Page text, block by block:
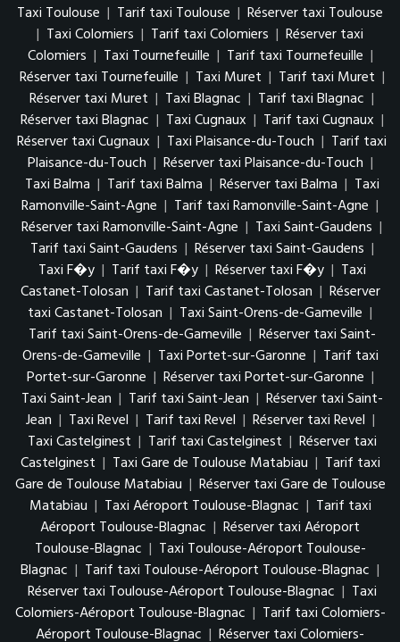
Taxi Toulouse | Tarif taxi Toulouse | Réserver taxi Toulouse
| Taxi Colomiers | Tarif taxi Colomiers | Réserver taxi
Colomiers | Taxi Tournefeuille | Tarif taxi Tournefeuille |
Réserver taxi Tournefeuille | Taxi Muret | Tarif taxi Muret |
Réserver taxi Muret | Taxi Blagnac | Tarif taxi Blagnac |
Réserver taxi Blagnac | Taxi Cugnaux | Tarif taxi Cugnaux |
Réserver taxi Cugnaux | Taxi Plaisance-du-Touch | Tarif taxi
Plaisance-du-Touch | Réserver taxi Plaisance-du-Touch |
Taxi Balma | Tarif taxi Balma | Réserver taxi Balma | Taxi
Ramonville-Saint-Agne | Tarif taxi Ramonville-Saint-Agne |
Réserver taxi Ramonville-Saint-Agne | Taxi Saint-Gaudens |
Tarif taxi Saint-Gaudens | Réserver taxi Saint-Gaudens |
Taxi F�y | Tarif taxi F�y | Réserver taxi F�y | Taxi
Castanet-Tolosan | Tarif taxi Castanet-Tolosan | Réserver
taxi Castanet-Tolosan | Taxi Saint-Orens-de-Gameville |
Tarif taxi Saint-Orens-de-Gameville | Réserver taxi Saint-
Orens-de-Gameville | Taxi Portet-sur-Garonne | Tarif taxi
Portet-sur-Garonne | Réserver taxi Portet-sur-Garonne |
Taxi Saint-Jean | Tarif taxi Saint-Jean | Réserver taxi Saint-
Jean | Taxi Revel | Tarif taxi Revel | Réserver taxi Revel |
Taxi Castelginest | Tarif taxi Castelginest | Réserver taxi
Castelginest | Taxi Gare de Toulouse Matabiau | Tarif taxi
Gare de Toulouse Matabiau | Réserver taxi Gare de Toulouse
Matabiau | Taxi Aéroport Toulouse-Blagnac | Tarif taxi
Aéroport Toulouse-Blagnac | Réserver taxi Aéroport
Toulouse-Blagnac | Taxi Toulouse-Aéroport Toulouse-
Blagnac | Tarif taxi Toulouse-Aéroport Toulouse-Blagnac |
Réserver taxi Toulouse-Aéroport Toulouse-Blagnac | Taxi
Colomiers-Aéroport Toulouse-Blagnac | Tarif taxi Colomiers-
Aéroport Toulouse-Blagnac | Réserver taxi Colomiers-